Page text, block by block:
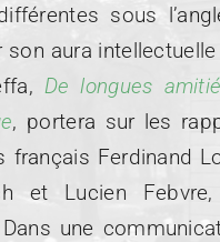
sous
son aura
De longues
, portera sur les
français Ferdinand
et Lucien Febvre,
une